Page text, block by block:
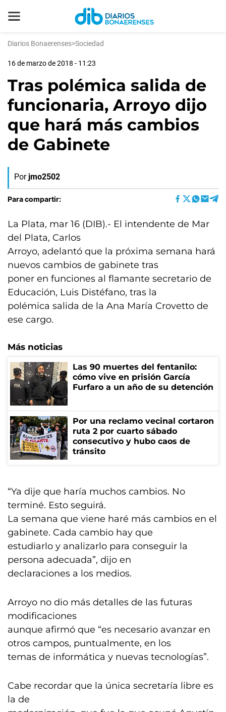
Diarios Bonaerenses>Sociedad
16 de marzo de 2018 - 11:23
Tras polémica salida de
funcionaria, Arroyo dijo
que hará más cambios
de Gabinete
Por jmo2502
Para compartir:
La Plata, mar 16 (DIB).- El intendente de Mar
del Plata, Carlos
Arroyo, adelantó que la próxima semana hará
nuevos cambios de gabinete tras
poner en funciones al flamante secretario de
Educación, Luis Distéfano, tras la
polémica salida de la Ana María Crovetto de
ese cargo.
Más noticias
Las 90 muertes del fentanilo:
cómo vive en prisión García
Furfaro a un año de su detención
Por una reclamo vecinal cortaron
ruta 2 por cuarto sábado
consecutivo y hubo caos de
tránsito
“Ya dije que haría muchos cambios. No
terminé. Esto seguirá.
La semana que viene haré más cambios en el
gabinete. Cada cambio hay que
estudiarlo y analizarlo para conseguir la
persona adecuada”, dijo en
declaraciones a los medios.
Arroyo no dio más detalles de las futuras
modificaciones
aunque afirmó que “es necesario avanzar en
otros campos, puntualmente, en los
temas de informática y nuevas tecnologías”.
Cabe recordar que la única secretaría libre es
la de